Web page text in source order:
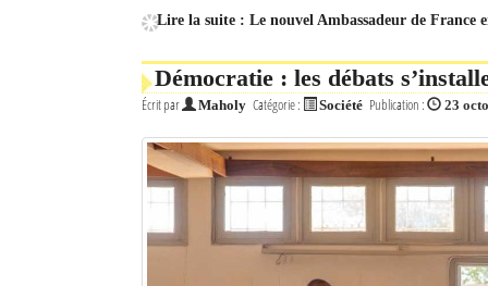
Connexion
Identifiant oublié ?
Lire la suite : Le nouvel Ambassadeur de France
Démocratie : les débats
Écrit par Maholy Catégorie : Société Publication : 23